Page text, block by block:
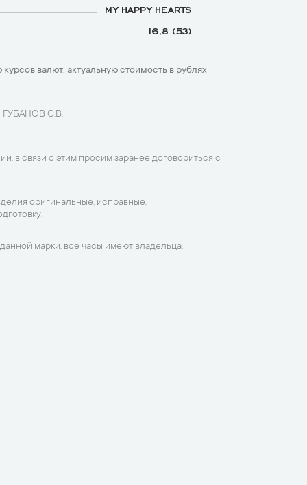
MY HAPPY HEARTS
16,8 (53)
валют, актуальную стоимость в рублях
ГУБАНОВ С.В.
в связи с этим просим заранее договориться с
оригинальные, исправные,
марки, все часы имеют владельца.